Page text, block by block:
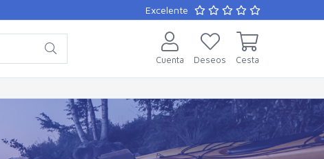
Excelente
Cuenta Deseos Cesta